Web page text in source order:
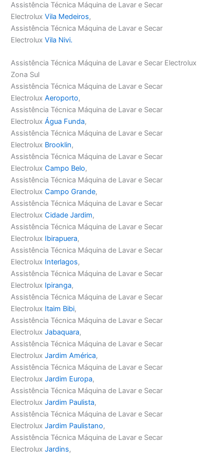
Assistência Técnica Máquina de Lavar e Secar
ElectroluxVila Medeiros,
Assistência Técnica Máquina de Lavar e Secar
ElectroluxVila Nivi.
Assistência Técnica Máquina de Lavar e Secar Electrolux
Zona Sul
Assistência Técnica Máquina de Lavar e Secar
ElectroluxAeroporto,
Assistência Técnica Máquina de Lavar e Secar
ElectroluxÁgua Funda,
Assistência Técnica Máquina de Lavar e Secar
Electrolux Brooklin,
Assistência Técnica Máquina de Lavar e Secar
ElectroluxCampo Belo,
Assistência Técnica Máquina de Lavar e Secar
ElectroluxCampo Grande,
Assistência Técnica Máquina de Lavar e Secar
ElectroluxCidade Jardim,
Assistência Técnica Máquina de Lavar e Secar
Electrolux Ibirapuera,
Assistência Técnica Máquina de Lavar e Secar
Electrolux Interlagos,
Assistência Técnica Máquina de Lavar e Secar
Electrolux Ipiranga,
Assistência Técnica Máquina de Lavar e Secar
Electrolux Itaim Bibi,
Assistência Técnica Máquina de Lavar e Secar
ElectroluxJabaquara,
Assistência Técnica Máquina de Lavar e Secar
ElectroluxJardim América,
Assistência Técnica Máquina de Lavar e Secar
ElectroluxJardim Europa,
Assistência Técnica Máquina de Lavar e Secar
ElectroluxJardim Paulista,
Assistência Técnica Máquina de Lavar e Secar
ElectroluxJardim Paulistano,
Assistência Técnica Máquina de Lavar e Secar
ElectroluxJardins,